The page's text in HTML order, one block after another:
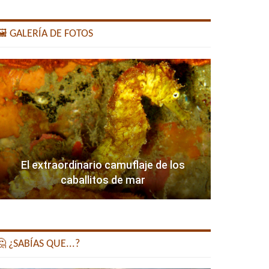
GALERÍA DE FOTOS
El extraordinario camuflaje de los
caballitos de mar
¿SABÍAS QUE...?